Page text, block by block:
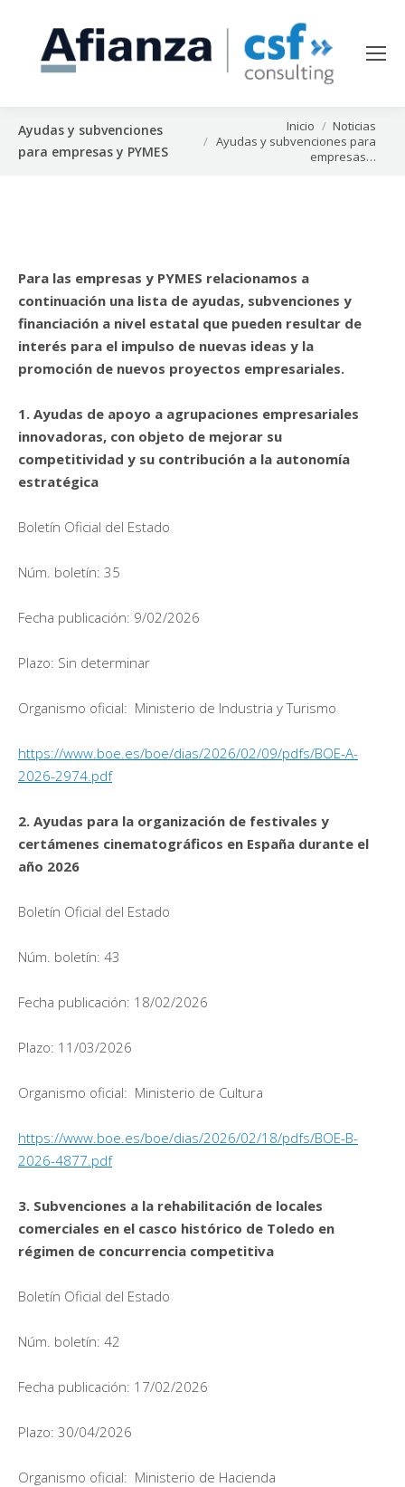
Ayudas y subvenciones
para empresas y PYMES
Inicio
Noticias
Ayudas y subvenciones para
empresas…
Para las empresas y PYMES relacionamos a
continuación una lista de ayudas, subvenciones y
financiación a nivel estatal que pueden resultar de
interés para el impulso de nuevas ideas y la
promoción de nuevos proyectos empresariales.
1. Ayudas de apoyo a agrupaciones empresariales
innovadoras, con objeto de mejorar su
competitividad y su contribución a la autonomía
estratégica
Boletín Oficial del Estado
Núm. boletín: 35
Fecha publicación: 9/02/2026
Plazo: Sin determinar
Organismo oficial: Ministerio de Industria y Turismo
https://www.boe.es/boe/dias/2026/02/09/pdfs/BOE-A-
2026-2974.pdf
2. Ayudas para la organización de festivales y
certámenes cinematográficos en España durante el
año 2026
Boletín Oficial del Estado
Núm. boletín: 43
Fecha publicación: 18/02/2026
Plazo: 11/03/2026
Organismo oficial: Ministerio de Cultura
https://www.boe.es/boe/dias/2026/02/18/pdfs/BOE-B-
2026-4877.pdf
3. Subvenciones a la rehabilitación de locales
comerciales en el casco histórico de Toledo en
régimen de concurrencia competitiva
Boletín Oficial del Estado
Núm. boletín: 42
Fecha publicación: 17/02/2026
Plazo: 30/04/2026
Organismo oficial: Ministerio de Hacienda